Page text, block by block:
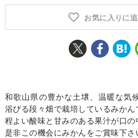
お気に入りに
和歌山県の豊かな土壌、温暖な気
浴びる段々畑で栽培しているみかん
程よい酸味と甘みのある果汁が口の
是非この機会にみかんをご賞味下さ